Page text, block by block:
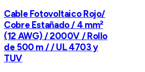
Cable Fotovoltaico Rojo/
Cobre Estañado / 4 mm²
(12 AWG) / 2000V / Rollo
de 500 m / / UL 4703 y
TUV